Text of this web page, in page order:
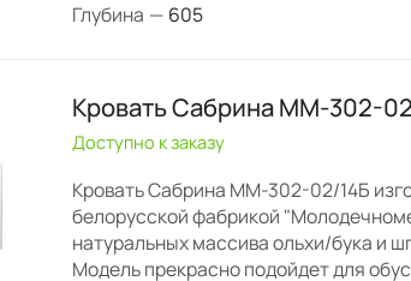
Глубина — 605
Кровать Сабрина ММ-302-
Доступно к заказу
Кровать Сабрина ММ-302-02/14Б
белорусской фабрикой
натуральных массива ольхи/бука и
Модель прекрасно подойдет для